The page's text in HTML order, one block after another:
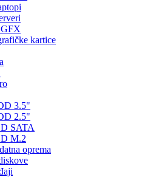
kartice
3.5"
2.5"
SATA
M.2
oprema